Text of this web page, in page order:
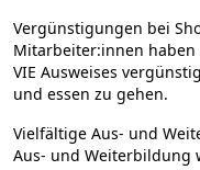
Vergünstigungen bei
Mitarbeiter:innen
VIE Ausweises
und essen zu gehen.
Vielfältige Aus- und
Aus- und Weiterbildung